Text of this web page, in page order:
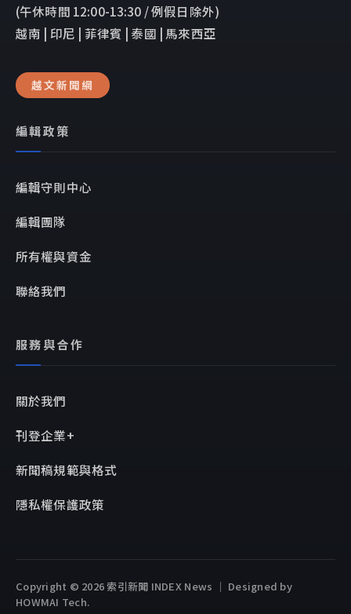
(午休時間 12:00-13:30 / 例假日除外)
越南 | 印尼 | 菲律賓 | 泰國 | 馬來西亞
越文新聞網
編輯政策
編輯守則中心
編輯團隊
所有權與資金
聯絡我們
服務與合作
關於我們
刊登企業+
新聞稿規範與格式
隱私權保護政策
Copyright © 2026 索引新聞 INDEX News ｜ Designed by
HOWMAI Tech.